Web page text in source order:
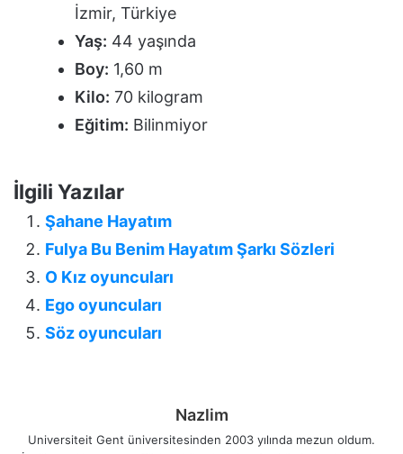
İzmir, Türkiye
Yaş: 44 yaşında
Boy: 1,60 m
Kilo: 70 kilogram
Eğitim: Bilinmiyor
İlgili Yazılar
Şahane Hayatım
Fulya Bu Benim Hayatım Şarkı Sözleri
O Kız oyuncuları
Ego oyuncuları
Söz oyuncuları
Nazlim
Universiteit Gent üniversitesinden 2003 yılında mezun oldum.